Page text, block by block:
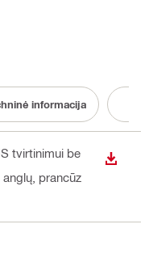
informacija
tvirtinimui be
anglų, prancūz